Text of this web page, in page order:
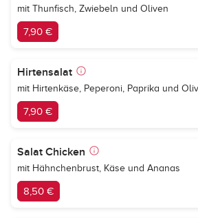
mit Thunfisch, Zwiebeln und Oliven
7,90 €
Hirtensalat
mit Hirtenkäse, Peperoni, Paprika und
7,90 €
Salat Chicken
mit Hähnchenbrust, Käse und Ananas
8,50 €